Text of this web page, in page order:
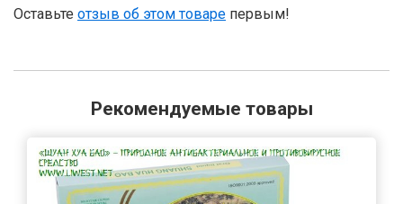
Оставьте отзыв об этом товаре первым!
Рекомендуемые товары